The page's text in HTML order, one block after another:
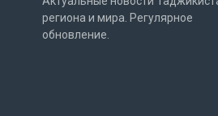
региона и мира. Регулярное
обновление.